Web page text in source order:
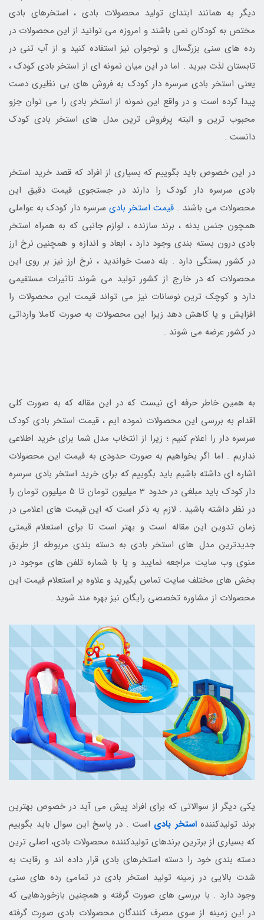
دیگر به همانند ابتدای تولید محصولات بادی ، استخرهای بادی
مختص به کودکان نمی باشند و امروزه می توانید از این محصولات در
رده های سنی بزرگسال و نوجوان نیز استفاده کنید و از آب تنی در
تابستان لذت ببرید . اما در این میان نمونه ای از استخر بادی کودک ،
یعنی استخر بادی سرسره دار کودک به فروش های بی نظیری دست
پیدا کرده است و در واقع این نمونه از استخر بادی را می توان جزو
محبوب ترین و البته پرفروش ترین مدل های استخر بادی کودک
دانست .
در این خصوص باید بگوییم که بسیاری از افراد که قصد خرید استخر
بادی سرسره دار کودک را دارند در جستجوی قیمت دقیق این
محصولات می باشند . قیمت استخر بادی سرسره دار کودک به عواملی
همچون جنس بدنه ، برند سازنده ، لوازم جانبی که به همراه استخر
بادی درون بسته بندی وجود دارد ، ابعاد و اندازه و همچنین نرخ ارز
در کشور بستگی دارد . بله دست خواندید ، نرخ ارز نیز بر روی این
محصولات که در خارج از کشور تولید می شوند تاثیرات مستقیمی
دارد و کوچک ترین نوسانات نیز می تواند قیمت این محصولات را
افزایش و یا کاهش دهد زیرا این محصولات به صورت کاملا وارداتی
در کشور عرضه می شوند .
به همین خاطر حرفه ای نیست که در این مقاله که به صورت کلی
اقدام به بررسی این محصولات نموده ایم ، قیمت استخر بادی کودک
سرسره دار را اعلام کنیم ؛ زیرا از انتخاب مدل شما برای خرید اطلاعی
نداریم . اما اگر بخواهیم به صورت حدودی به قیمت این محصولات
اشاره ای داشته باشیم باید بگوییم که برای خرید استخر بادی سرسره
دار کودک باید مبلغی در حدود 3 میلیون تومان تا 5 میلیون تومان را
در نظر داشته باشید . لازم به ذکر است که این قیمت های اعلامی در
زمان تدوین این مقاله است و بهتر است تا برای استعلام قیمتی
جدیدترین مدل های استخر بادی به دسته بندی مربوطه از طریق
منوی وب سایت مراجعه نمایید و یا با شماره تلفن های موجود در
بخش های مختلف سایت تماس بگیرید و علاوه بر استعلام قیمت این
محصولات از مشاوره تخصصی رایگان نیز بهره مند شوید .
یکی دیگر از سوالاتی که برای افراد پیش می آید در خصوص بهترین
برند تولیدکنندهاستخر بادی است . در پاسخ این سوال باید بگوییم
که بسیاری از برترین برندهای تولیدکننده محصولات بادی، اصلی ترین
دسته بندی خود را دسته استخرهای بادی قرار داده اند و رقابت به
شدت بالایی در زمینه تولید استخر بادی در تمامی رده های سنی
وجود دارد . با بررسی های صورت گرفته و همچنین بازخوردهایی که
در این زمینه از سوی مصرف کنندگان محصولات بادی صورت گرفته